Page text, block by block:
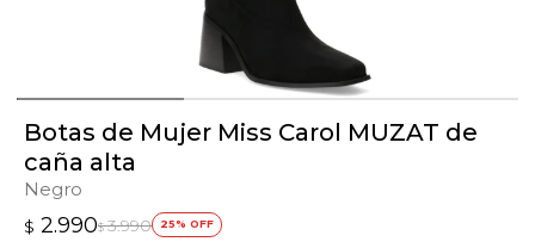
Botas de Mujer Miss Carol MUZAT de
caña alta
Negro
$ 2.990$ 3.990 25